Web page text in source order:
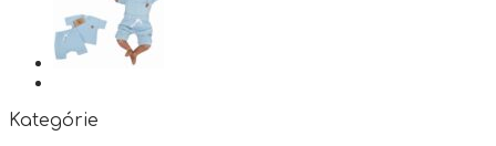
Kategórie